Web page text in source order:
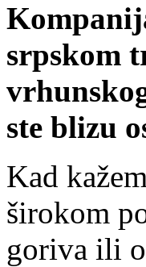
srpskom
ste blizu
Kad
širokom
goriva ili